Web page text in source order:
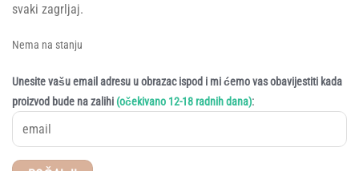
svaki zagrljaj.
Nema na stanju
Unesite vašu email adresu u obrazac ispod i mi ćemo vas obavijestiti kada
proizvod bude na zalihi (očekivano 12-18 radnih dana):